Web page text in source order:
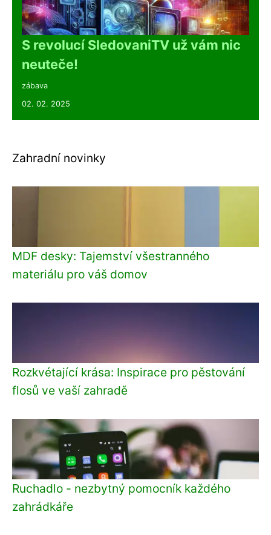
S revolucí SledovaniTV už vám nic
neuteče!
zábava
02. 02. 2025
Zahradní novinky
MDF desky: Tajemství všestranného
materiálu pro váš domov
Rozkvétající krása: Inspirace pro pěstování
flosů ve vaší zahradě
Ruchadlo - nezbytný pomocník každého
zahrádkáře